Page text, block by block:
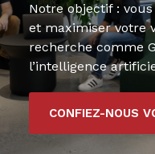
Notre objectif :
et maximiser votre
recherche comme
l’intelligence
CONFIEZ-NOUS